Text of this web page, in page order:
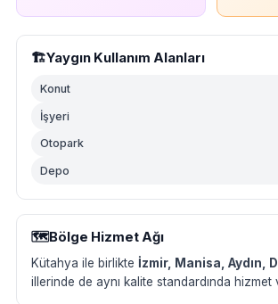
🏗️Yaygın Kullanım Alanları
Konut
İşyeri
Otopark
Depo
🗺️Bölge Hizmet Ağı
Kütahya ile birlikte İzmir, Manisa, Aydın,
illerinde de aynı kalite standardında